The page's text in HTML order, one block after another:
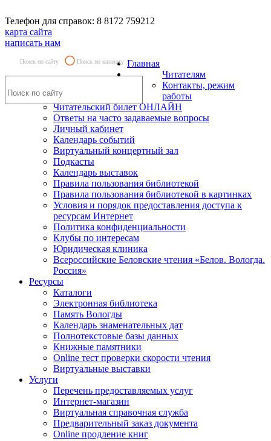
Телефон для справок: 8 8172 759212
карта сайта
написать нам
Поиск по сайту Поиск по каталогу Главная
Читателям
Контакты, режим
работы
Читательский билет ОНЛАЙН
Ответы на часто задаваемые вопросы
Личный кабинет
Календарь событий
Виртуальный концертный зал
Подкасты
Календарь выставок
Правила пользования библиотекой
Правила пользования библиотекой в картинках
Условия и порядок предоставления доступа к
ресурсам Интернет
Политика конфиденциальности
Клубы по интересам
Юридическая клиника
Всероссийские Беловские чтения «Белов. Вологда.
Россия»
Ресурсы
Каталоги
Электронная библиотека
Память Вологды
Календарь знаменательных дат
Полнотекстовые базы данных
Книжные памятники
Online тест проверки скорости чтения
Виртуальные выставки
Услуги
Перечень предоставляемых услуг
Интернет-магазин
Виртуальная справочная служба
Предварительный заказ документа
Online продление книг